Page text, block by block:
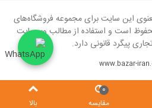
www.bazar-
معنوی این سایت برای مجموعه فروشگاه‌های
محفوظ است و استفاده از مطالب وب‌سایت
پیگرد قانونی دارد.
مقایسه
0
بالا